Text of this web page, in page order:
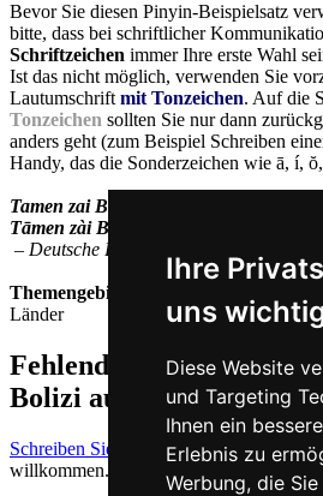
Ihre
uns
Diese Website
und Targeting
Ihnen ein
Erlebnis zu
Werbung, die
Bevor Sie diesen Pinyin-Beispielsatz
bitte, dass bei schriftlicher
Schriftzeichen immer Ihre erste Wahl
Ist das nicht möglich, verwenden Sie
Lautumschrift mit Tonzeichen. Auf die
Tonzeichen sollten Sie nur dann
anders geht (zum Beispiel Schreiben
Handy, das die Sonderzeichen wie ā, í,
Tamen zai Bolizi shuo shenme yuyan?
Tāmen zài Bólìzī shuō shénme yŭyán?
– Deutsche Bedeutung:
Themengebiet
Länder
Fehlende oder falsche
Bolizi auf Deutsch
Schreiben Sie uns!
Ihr Feedback und
willkommen.